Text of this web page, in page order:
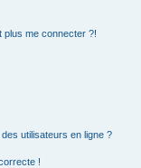
plus me connecter ?!
utilisateurs en ligne ?
!